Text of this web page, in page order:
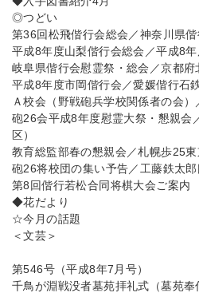
◎つどい
第36回松飛偕行会総会／神奈川県
平成8年度山梨偕行会総会／平成8
岐阜県偕行会慰霊祭・総会／京都府
平成8年度市岡偕行会／愛媛偕行石
Ａ校会（野戦砲兵学校関係者の会）
砲26会平成8年度慰霊大祭・懇親会
区）
教育総監部春の懇親会／札幌歩25
砲26将校団の集い予告／工藤鉄太
第8回偕行若松合同将棋大会ご案内
◆花だより
☆今月の話題
＜文芸＞
第546号（平成8年7月号）
千鳥が淵戦没者墓苑拝礼式（墓苑奉